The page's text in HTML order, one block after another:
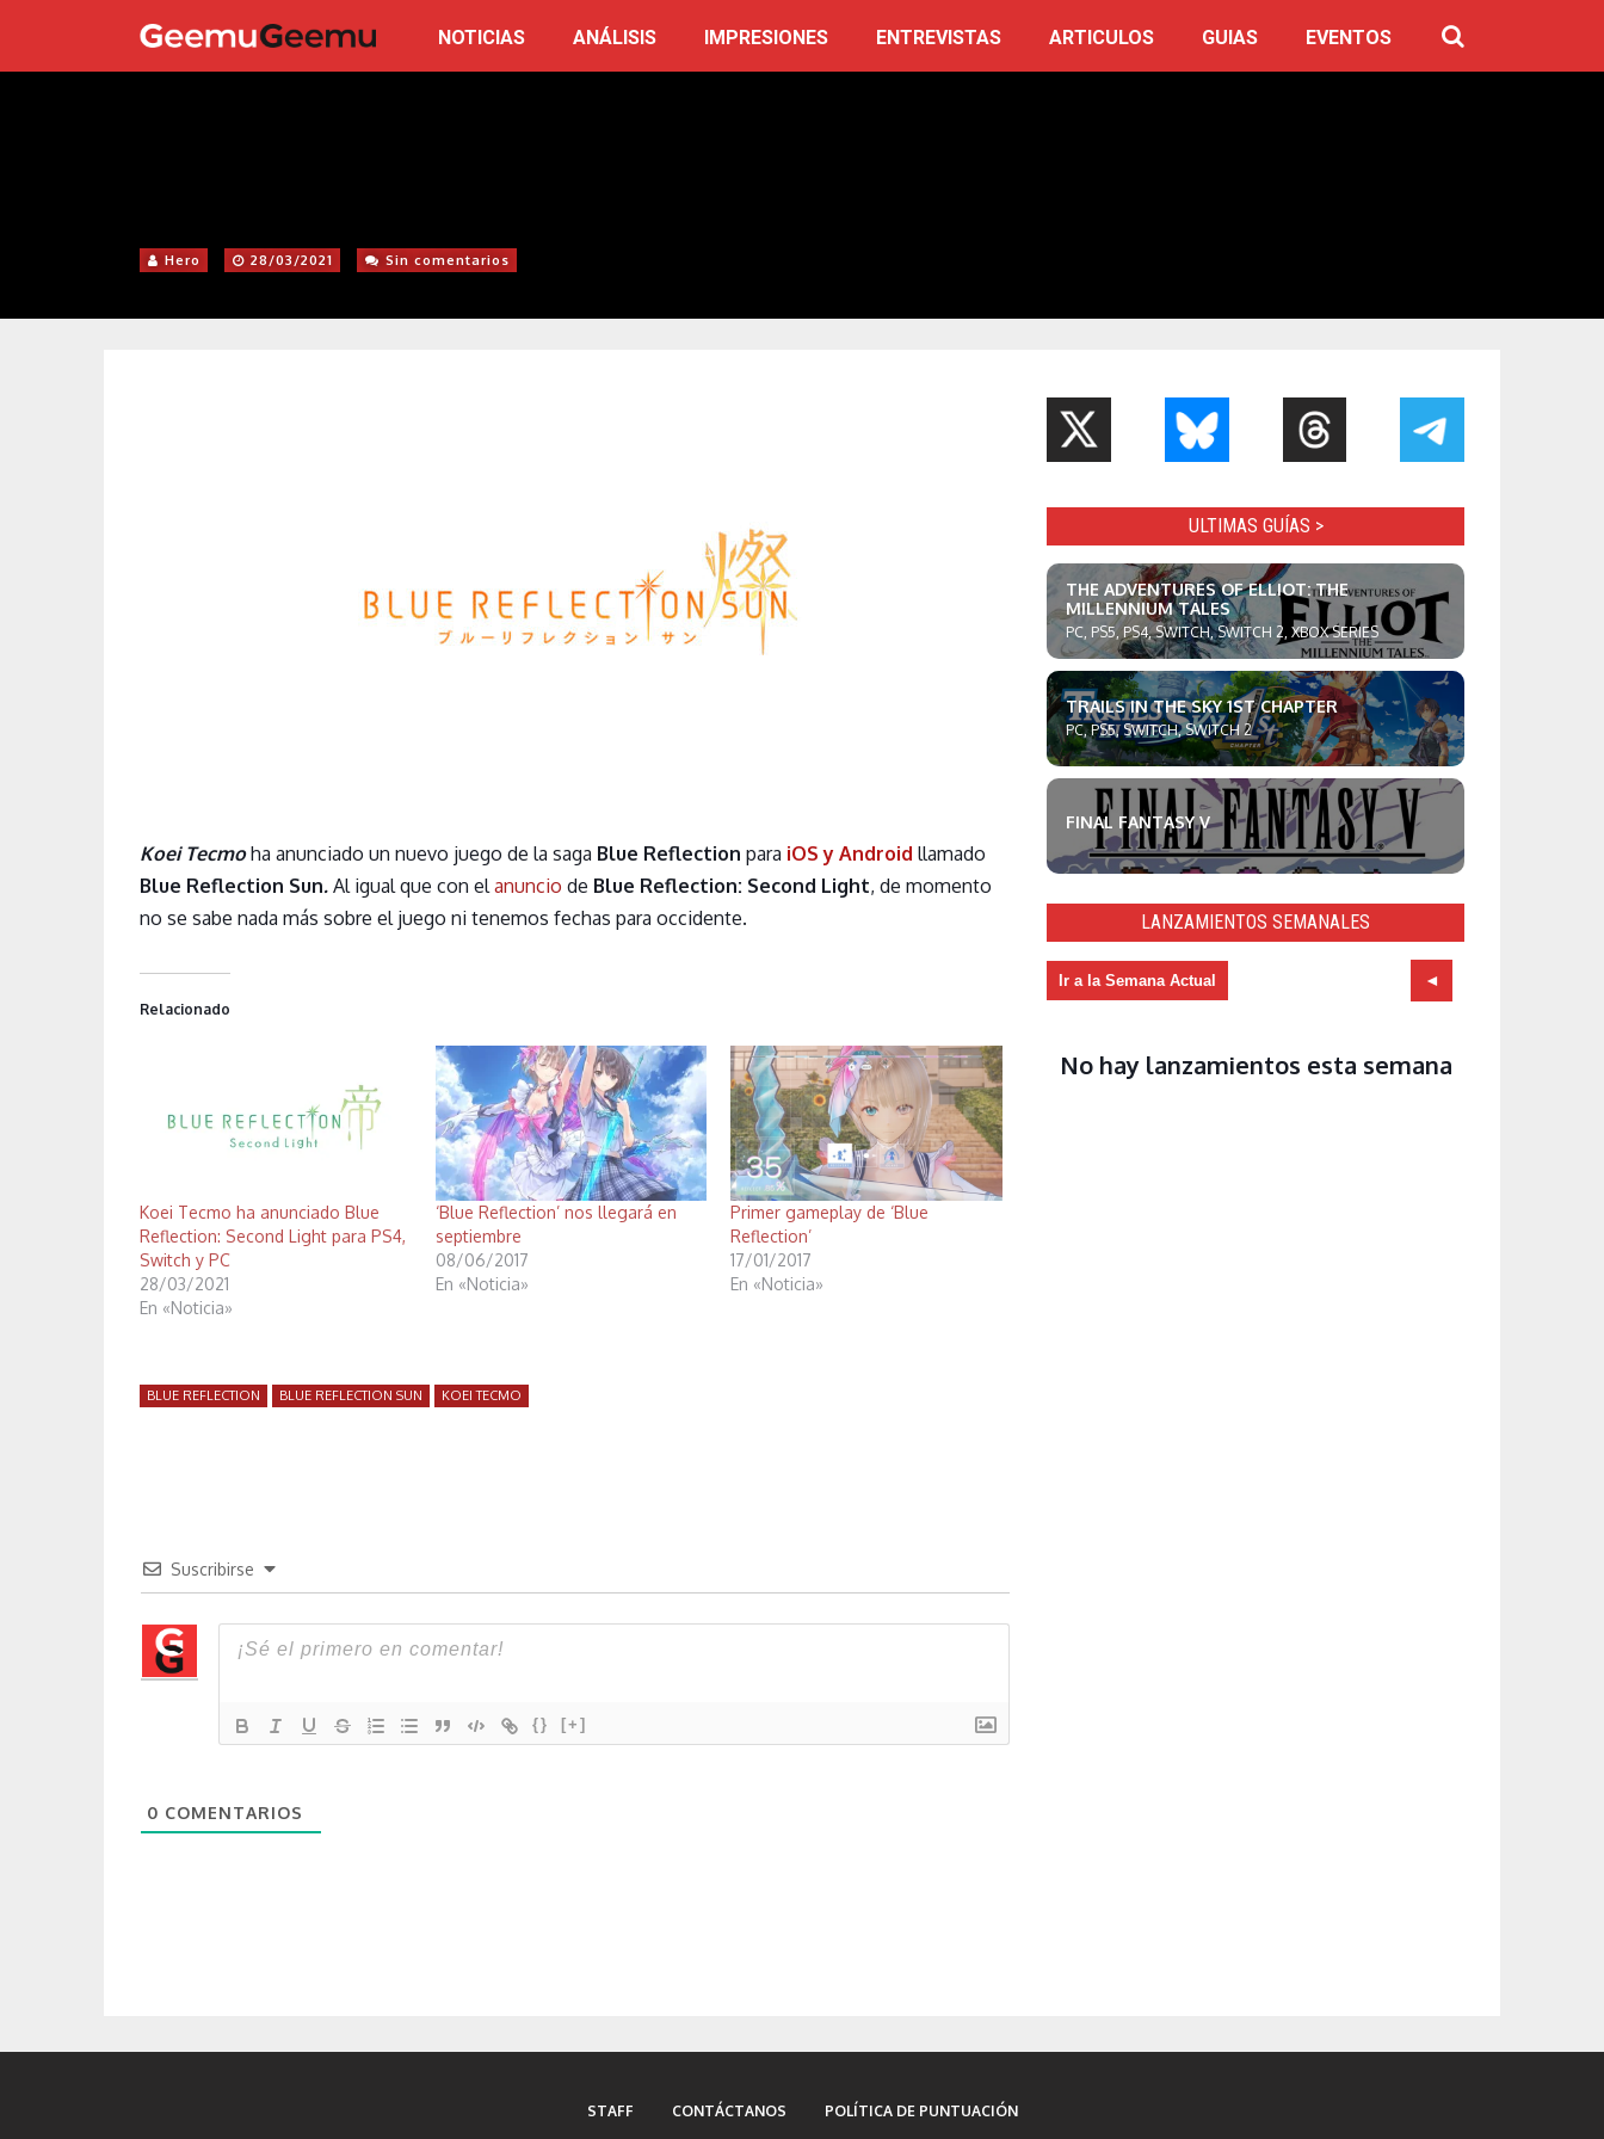
NOTICIAS ANÁLISIS IMPRESIONES ENTREVISTAS ARTICULOS GUIAS EVENTOS
Hero 28/03/2021 Sin comentarios
Koei Tecmoha anunciado un nuevo juego de la saga Blue Reflection para iOS y Android llamado
Blue Reflection Sun. Al igual que con elanuncio de Blue Reflection: Second Light, de momento
no se sabe nada más sobre el juego ni tenemos fechas para occidente.
Relacionado
Koei Tecmo ha anunciado Blue
Reflection: Second Light para PS4,
Switch y PC
28/03/2021
En «Noticia»
‘Blue Reflection’ nos llegará en
septiembre
08/06/2017
En «Noticia»
Primer gameplay de ‘Blue
Reflection’
17/01/2017
En «Noticia»
BLUE REFLECTION BLUE REFLECTION SUN KOEI TECMO
Suscribirse
{} [+]
0 COMENTARIOS
ULTIMAS GUÍAS >
THE ADVENTURES OF ELLIOT: THE
MILLENNIUM TALES
PC, PS5, PS4, SWITCH, SWITCH 2, XBOX SERIES
TRAILS IN THE SKY 1ST CHAPTER
PC, PS5, SWITCH, SWITCH 2
FINAL FANTASY V
LANZAMIENTOS SEMANALES
Ir a la Semana Actual
No hay lanzamientos esta semana
STAFF CONTÁCTANOS POLÍTICA DE PUNTUACIÓN